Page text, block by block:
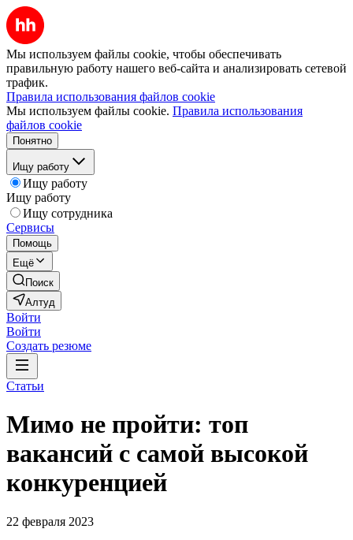
Мы используем файлы cookie, чтобы обеспечивать
правильную работу нашего веб-сайта и анализировать сетевой
трафик.
Правила использования файлов cookie
Мы используем файлы cookie. Правила использования
файлов cookie
Понятно
Ищу работу
Ищу работу
Ищу работу
Ищу сотрудника
Сервисы
Помощь
Ещё
Поиск
Алтуд
Войти
Войти
Создать резюме
Статьи
Мимо не пройти: топ
вакансий с самой высокой
конкуренцией
22 февраля 2023